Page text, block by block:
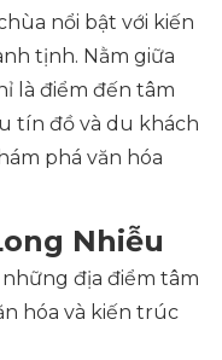
nổi bật với kiến
tịnh. Nằm giữa
là điểm đến tâm
tín đồ và du khách
phá văn hóa
Nhiễu
địa điểm tâm
hóa và kiến trúc